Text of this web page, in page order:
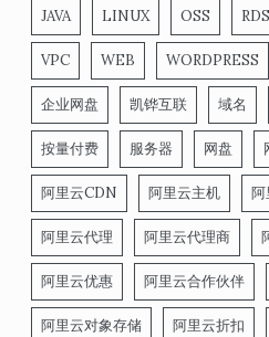
JAVA LINUX OSS RDS
VPC WEB WORDPRESS
企业网盘 凯铧互联 域名
按量付费 服务器 网盘
阿里云CDN 阿里云主机 阿
阿里云代理 阿里云代理商
阿里云优惠 阿里云合作伙伴
阿里云对象存储 阿里云折扣